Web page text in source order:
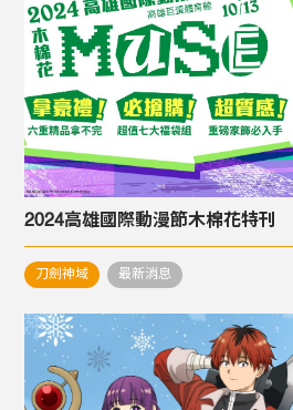
2024高雄國際動漫節木棉花特刊
刀劍神域 最新消息